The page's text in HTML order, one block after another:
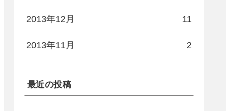
2013年12月 11
2013年11月 2
最近の投稿